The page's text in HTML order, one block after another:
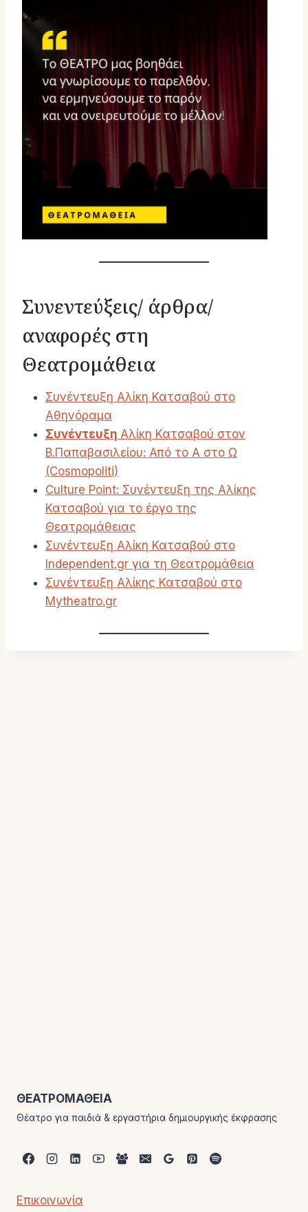
Συνεντεύξεις/ άρθρα/
αναφορές στη
Θεατρομάθεια
Συνέντευξη Αλίκη Κατσαβού στο
Αθηνόραμα
Συνέντευξη Αλίκη Κατσαβού στον
Β.Παπαβασιλείου: Από το Α στο Ω
(Cosmopoliti)
Culture Point: Συνέντευξη της Αλίκης
Κατσαβού για το έργο της
Θεατρομάθειας
Συνέντευξη Αλίκη Κατσαβού στο
Independent.gr για τη Θεατρομάθεια
Συνέντευξη Αλίκης Κατσαβού στο
Mytheatro.gr
ΘΕΑΤΡΟΜΑΘΕΙΑ
Θέατρο για παιδιά & εργαστήρια δημιουργικής έκφρασης
Επικοινωνία